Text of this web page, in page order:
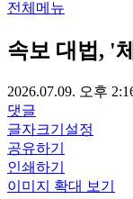
전체메뉴
속보 대법, '
2026.07.09. 오후
댓글
글자크기설정
공유하기
인쇄하기
이미지 확대 보기